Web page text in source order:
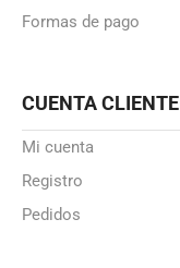
Formas de pago
CUENTA CLIENTE
Mi cuenta
Registro
Pedidos